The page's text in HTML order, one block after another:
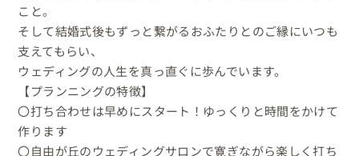
こと。
そして結婚式後もずっと繋がるおふたりとのご縁にいつも
支えてもらい、
ウェディングの人生を真っ直ぐに歩んでいます。
【プランニングの特徴】
〇打ち合わせは早めにスタート！ゆっくりと時間をかけて
作ります
〇自由が丘のウェディングサロンで寛ぎながら楽しく打ち